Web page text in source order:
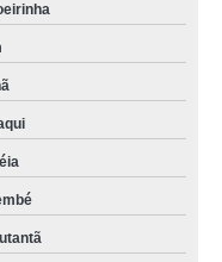
Bixiga
Brasilândia
deputado emilio carlos
imirin